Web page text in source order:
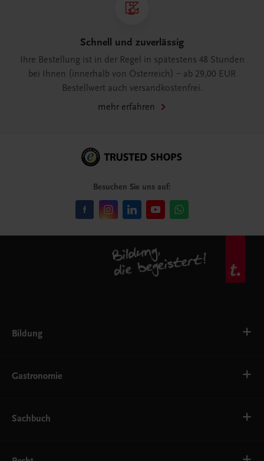
Schnell und zuverlässig
Ihre Bestellung ist in der Regel in spätestens 48 Stunden
bei Ihnen (innerhalb von Österreich) – ab 29,00 EUR
Bestellwert auch versandkostenfrei.
mehr erfahren
Besuchen Sie uns auf:
Bildung
AHS
EWF/ZWF
FW
Gastronomie
Getränke
Service
Sachbuch